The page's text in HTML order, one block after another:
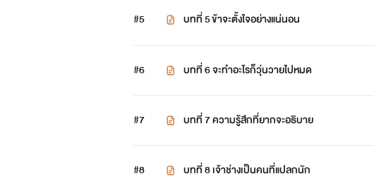
#5 บทที่ 5 ข้าจะตั้งใจอย่างแน่นอน
#6 บทที่ 6 จะทำอะไรก็วุ่นวายไปหมด
#7 บทที่ 7 ความรู้สึกที่ยากจะอธิบาย
#8 บทที่ 8 เจ้าช่างเป็นคนที่แปลกนัก